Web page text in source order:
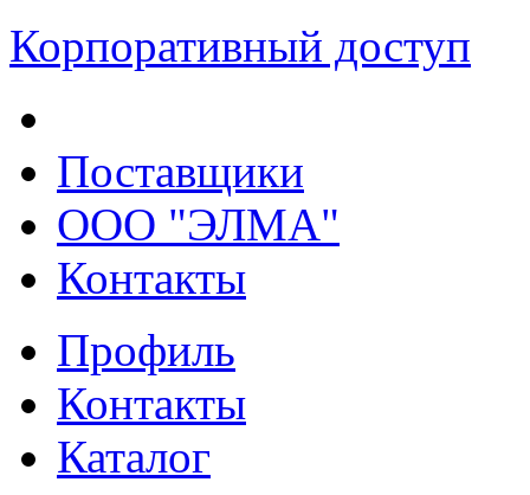
Корпоративный доступ
Поставщики
ООО "ЭЛМА"
Контакты
Профиль
Контакты
Каталог